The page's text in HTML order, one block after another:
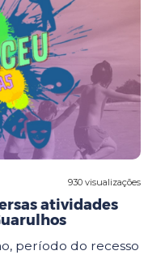
930 visualizações
atividades
período do recesso